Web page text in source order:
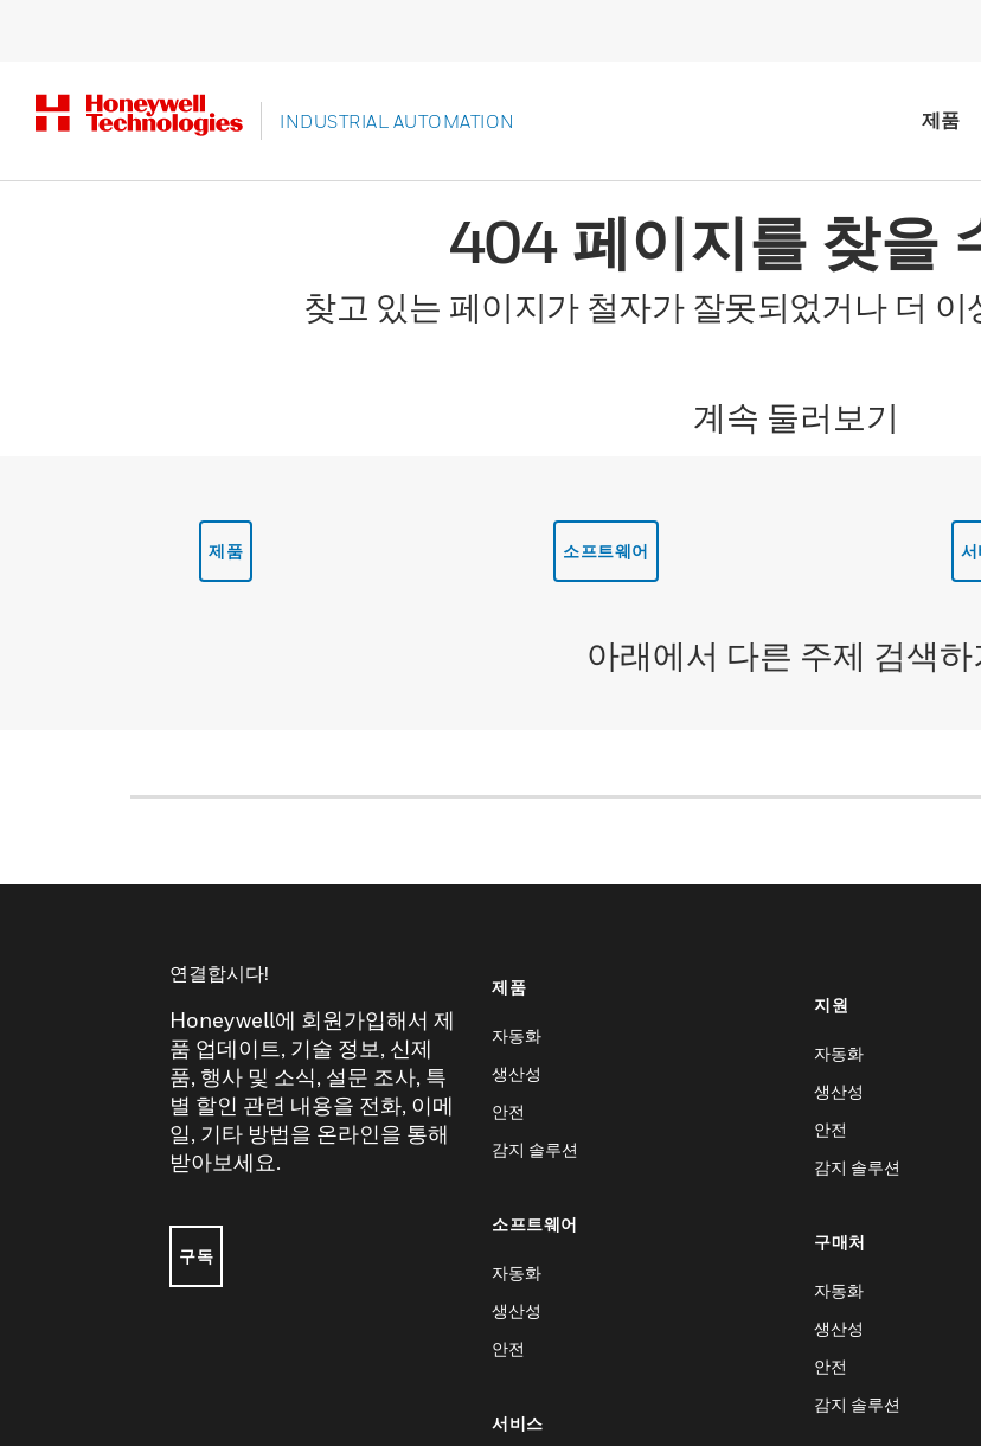
INDUSTRIAL AUTOMATION 제품
404 페이지를 찾을
찾고 있는 페이지가 철자가 잘못되었거나 더 이
계속 둘러보기
제품 소프트웨어
아래에서 다른 주제 검색하
연결합시다!
Honeywell에 회원가입해서 제
품 업데이트, 기술 정보, 신제
품, 행사 및 소식, 설문 조사, 특
별 할인 관련 내용을 전화, 이메
일, 기타 방법을 온라인을 통해
받아보세요.
구독
제품
자동화
생산성
안전
감지 솔루션
소프트웨어
자동화
생산성
안전
서비스
지원
자동화
생산성
안전
감지 솔루션
구매처
자동화
생산성
안전
감지 솔루션